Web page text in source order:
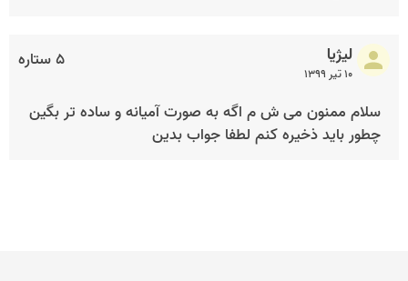
۵ ستاره لیژیا
۱۰ تیر ۱۳۹۹
سلام ممنون می ش م اگه به صورت آمیانه و ساده تر بگین
چطور باید ذخیره کنم لطفا جواب بدین